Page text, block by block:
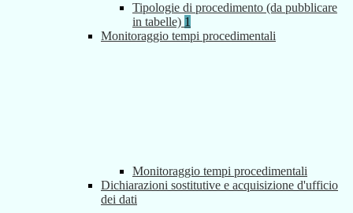
Tipologie di procedimento (da pubblicare
in tabelle) 1
Monitoraggio tempi procedimentali
Monitoraggio tempi procedimentali
Dichiarazioni sostitutive e acquisizione d'ufficio
dei dati